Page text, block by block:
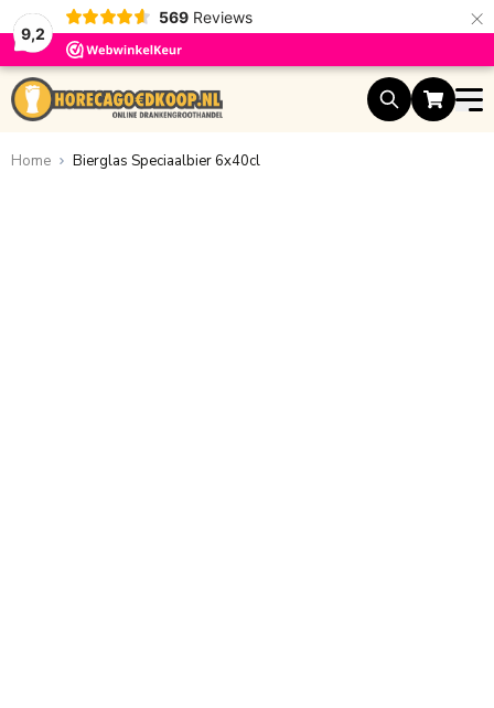
9,2
569 Reviews ×
Ga naar de inhoud
Home Bierglas Speciaalbier 6x40cl